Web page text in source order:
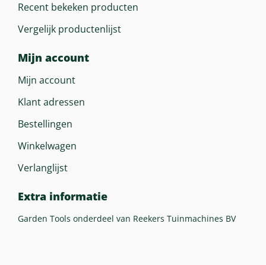
Recent bekeken producten
Vergelijk productenlijst
Mijn account
Mijn account
Klant adressen
Bestellingen
Winkelwagen
Verlanglijst
Extra informatie
Garden Tools onderdeel van Reekers Tuinmachines BV